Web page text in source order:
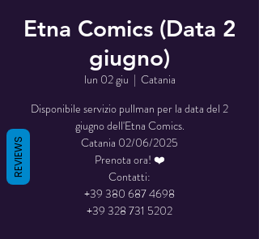
Etna Comics (Data 2
giugno)
lun 02 giu
  |
Catania
Disponibile servizio pullman per la data del 2
giugno dell'Etna Comics.
Catania 02/06/2025
Prenota ora! ❤️
Contatti:
+39 380 687 4698
+39 328 731 5202
REVIEWS